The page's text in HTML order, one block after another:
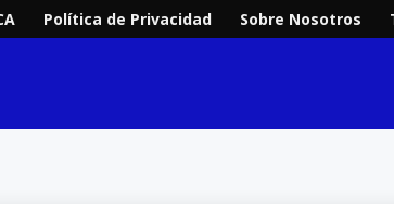
Política de Privacidad Sobre Nosotros